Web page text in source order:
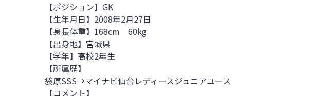
【ポジション】GK
【生年月日】2008年2月27日
【身長体重】168cm 60kg
【出身地】宮城県
【学年】高校2年生
【所属歴】
袋原SSS→マイナビ仙台レディースジュニアユース
【コメント】